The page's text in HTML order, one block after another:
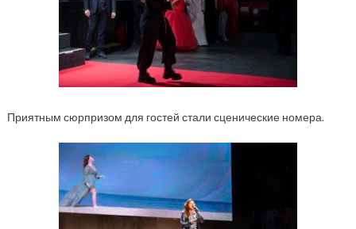
Приятным сюрпризом для гостей стали сценические номера.